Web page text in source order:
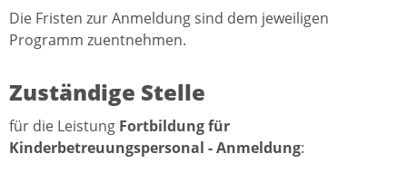
Die Fristen zur Anmeldung sind dem jeweiligen
Programm zuentnehmen.
Zuständige Stelle
für die Leistung Fortbildung für
Kinderbetreuungspersonal - Anmeldung: